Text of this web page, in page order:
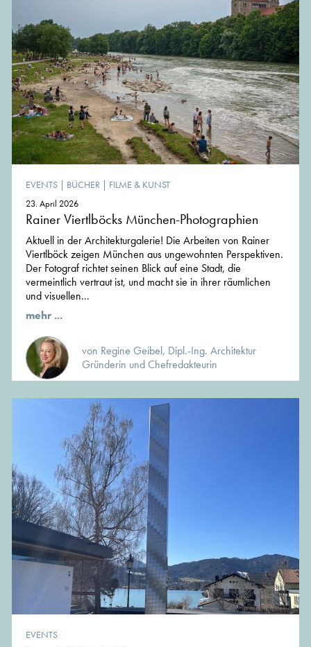
EVENTS | BÜCHER | FILME & KUNST
23. April 2026
Rainer Viertlböcks München-Photographien
Aktuell in der Architekturgalerie! Die Arbeiten von Rainer
Viertlböck zeigen München aus ungewohnten Perspektiven.
Der Fotograf richtet seinen Blick auf eine Stadt, die
vermeintlich vertraut ist, und macht sie in ihrer räumlichen
und visuellen...
mehr ...
von Regine Geibel, Dipl.-Ing. Architektur
Gründerin und Chefredakteurin
EVENTS